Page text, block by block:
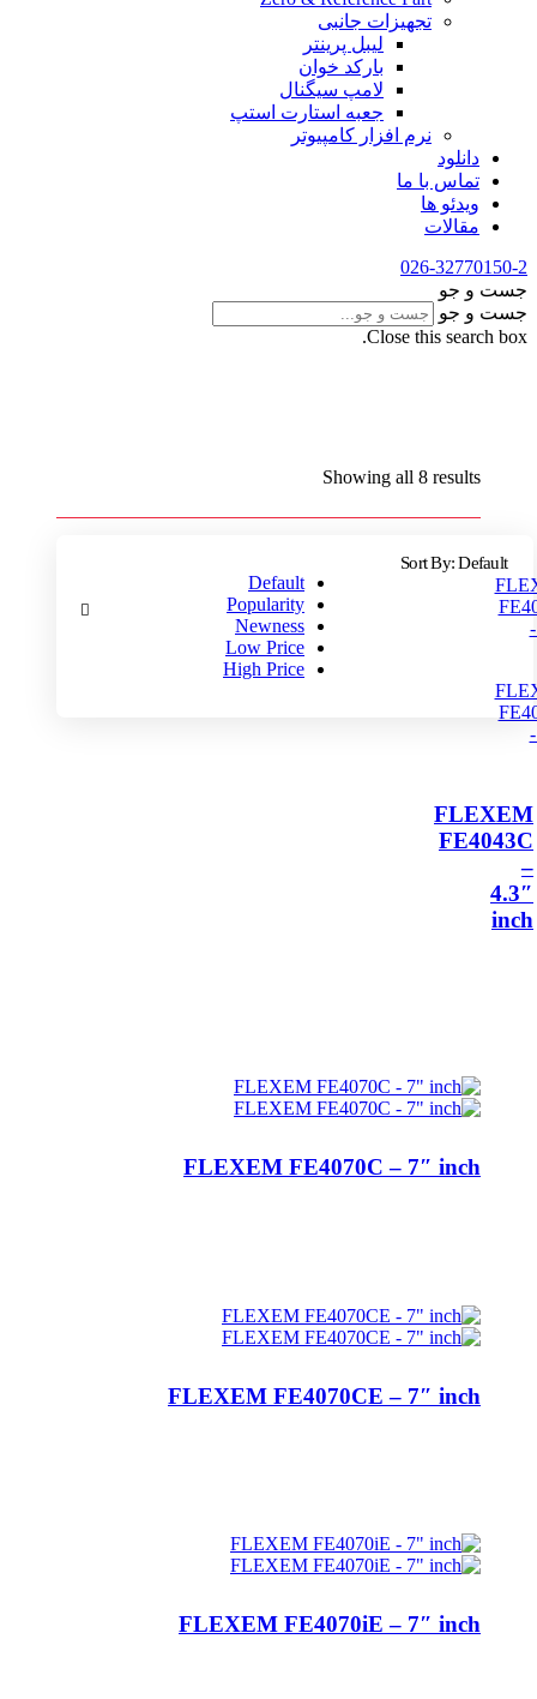
تجهیزات جانبی
لیبل پرینتر
بارکد خوان
لامپ سیگنال
جعبه استارت استپ
نرم افزار کامپیوتر
دانلود
تماس با ما
ویدئو ها
مقالات
026-32770150-2
جست و جو
جست و جو
Close this search box.
Showing all 8 results
Sort By:Default
Default
Popularity
Newness
Low Price
High Price
FLEXEM
FE4043C
–
4.3″
inch
FLEXEM FE4070C – 7″ inch
FLEXEM FE4070CE – 7″ inch
FLEXEM FE4070iE – 7″ inch